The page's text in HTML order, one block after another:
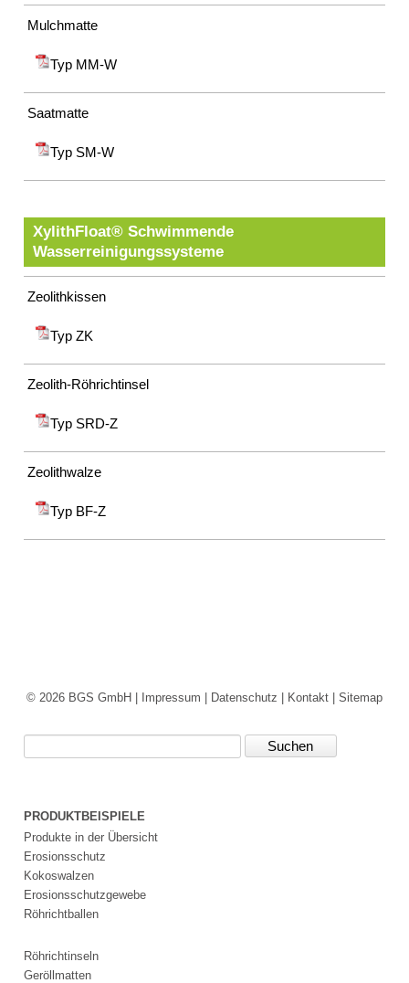
Mulchmatte
Typ MM-W
Saatmatte
Typ SM-W
XylithFloat® Schwimmende
Wasserreinigungssysteme
Zeolithkissen
Typ ZK
Zeolith-Röhrichtinsel
Typ SRD-Z
Zeolithwalze
Typ BF-Z
© 2026 BGS GmbH | Impressum Datenschutz Kontakt Sitemap
PRODUKTBEISPIELE
Produkte in der Übersicht
Erosionsschutz
Kokoswalzen
Erosionsschutzgewebe
Röhrichtballen
Röhrichtinseln
Geröllmatten